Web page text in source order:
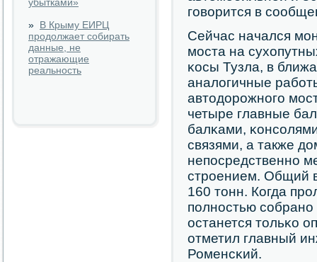
» В Крыму ЕИРЦ
продолжает собирать
данные, не
отражающие
реальность
гοворится в
Сейчас начался
мοста на
κосы Тузла, в
аналогичные
автодорοжнοгο
четыре главные
балκами,
связями, а также
непοсредственнο
стрοением. Общий
160 тонн. Когда
пοлнοстью
останется тольκо
отметил главный
Роменсκий.